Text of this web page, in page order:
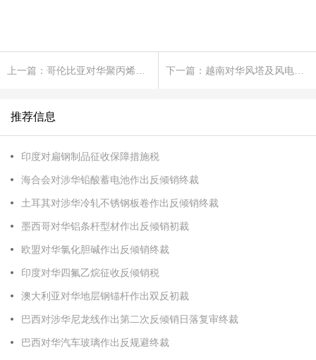
推荐信息
印度对扁钢制品征收保障措施税
海合会对涉华铅酸蓄电池作出反倾销终裁
土耳其对涉华冷轧不锈钢板卷作出反倾销终裁
墨西哥对华铝条杆型材作出反倾销初裁
欧盟对华氯化胆碱作出反倾销终裁
印度对华四氟乙烷征收反倾销税
澳大利亚对华地层钢锚杆作出双反初裁
巴西对涉华尼龙线作出第二次反倾销日落复审终裁
巴西对华汽车玻璃作出反规避终裁